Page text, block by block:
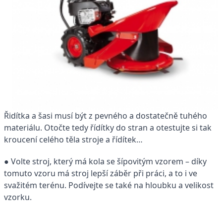
Řidítka a šasi musí být z pevného a dostatečně tuhého
materiálu. Otočte tedy řídítky do stran a otestujte si tak
kroucení celého těla stroje a řídítek…
● Volte stroj, který má kola se šípovitým vzorem – díky
tomuto vzoru má stroj lepší záběr při práci, a to i ve
svažitém terénu. Podívejte se také na hloubku a velikost
vzorku.